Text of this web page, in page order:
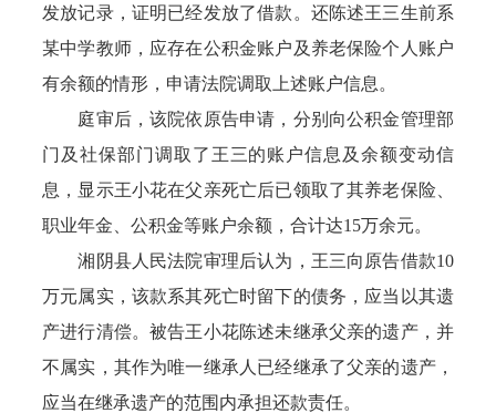
发放记录，证明已经发放了借款。还陈述王三生前系
某中学教师，应存在公积金账户及养老保险个人账户
有余额的情形，申请法院调取上述账户信息。
庭审后，该院依原告申请，分别向公积金管理部
门及社保部门调取了王三的账户信息及余额变动信
息，显示王小花在父亲死亡后已领取了其养老保险、
职业年金、公积金等账户余额，合计达15万余元。
湘阴县人民法院审理后认为，王三向原告借款10
万元属实，该款系其死亡时留下的债务，应当以其遗
产进行清偿。被告王小花陈述未继承父亲的遗产，并
不属实，其作为唯一继承人已经继承了父亲的遗产，
应当在继承遗产的范围内承担还款责任。